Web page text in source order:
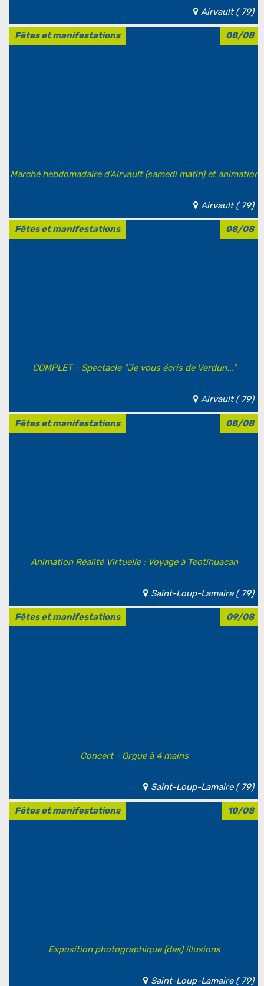
Airvault ( 79)
08/08
Fêtes et manifestations
Marché hebdomadaire d'Airvault (samedi matin) et animation
Airvault ( 79)
08/08
Fêtes et manifestations
COMPLET - Spectacle "Je vous écris de Verdun..."
Airvault ( 79)
08/08
Fêtes et manifestations
Animation Réalité Virtuelle : Voyage à Teotihuacan
Saint-Loup-Lamaire ( 79)
09/08
Fêtes et manifestations
Concert - Orgue à 4 mains
Saint-Loup-Lamaire ( 79)
10/08
Fêtes et manifestations
Exposition photographique (des) illusions
Saint-Loup-Lamaire ( 79)